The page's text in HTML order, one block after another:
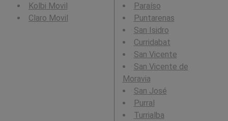
Kolbi Movil
Claro Movil
Paraíso
Puntarenas
San Isidro
Curridabat
San Vicente
San Vicente de
Moravia
San José
Purral
Turrialba